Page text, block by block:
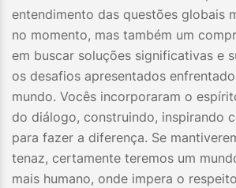
entendimento das questões globais
no momento, mas também um
em buscar soluções significativas e
os desafios apresentados
mundo. Vocês incorporaram o
do diálogo, construindo, inspirando
para fazer a diferença. Se
tenaz, certamente teremos um
mais humano, onde impera o